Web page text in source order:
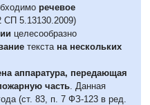
речевое
СП 5.13130.2009)
целесообразно
текста на нескольких
аппаратура, передающая
часть. Данная
(ст. 83, п. 7 ФЗ-123 в ред.